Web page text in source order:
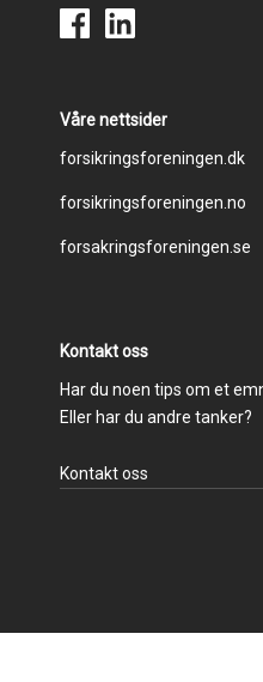
Våre nettsider
Footer
menu
forsikringsforeningen.dk
forsikringsforeningen.no
forsakringsforeningen.se
Kontakt oss
Har du noen tips om et
Eller har du andre tanker?
Kontakt oss